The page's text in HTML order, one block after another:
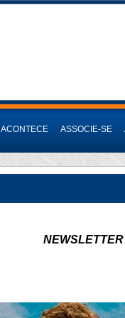
ACONTECE ASSOCIE-SE